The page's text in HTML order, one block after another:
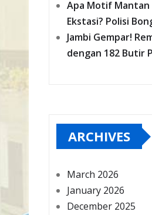
Apa Motif Mantan
Ekstasi? Polisi
Jambi Gempar!
dengan 182 Butir
ARCHIVES
March 2026
January 2026
December 2025